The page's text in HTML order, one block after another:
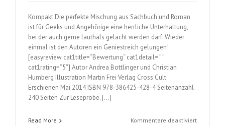
Kompakt Die perfekte Mischung aus Sachbuch und Roman
ist für Geeks und Angehörige eine herrliche Unterhaltung,
bei der auch gerne lauthals gelacht werden darf. Wieder
einmal ist den Autoren ein Geniestreich gelungen!
[easyreview cat1title=“Bewertung“ cat1detail=“ “
cat1rating=“5″] Autor Andrea Bottlinger und Christian
Humberg Illustration Martin Frei Verlag Cross Cult
Erschienen Mai 2014 ISBN 978-386425-428-4 Seitenanzahl
240 Seiten Zur Leseprobe. […]
Read More Kommentare deaktiviertfür